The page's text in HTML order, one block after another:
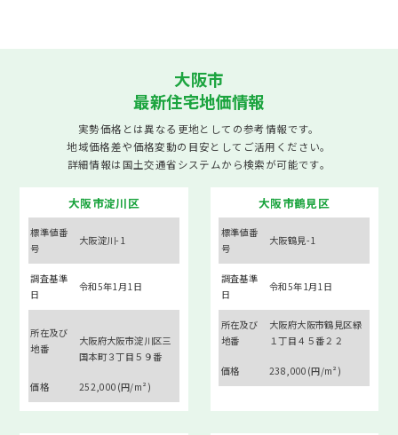
大阪市
最新住宅地価情報
実勢価格とは異なる更地としての参考情報です。
地域価格差や価格変動の目安としてご活用ください。
詳細情報は 国土交通省システムから検索が可能です。
大阪市淀川区
標準値番
号
大阪淀川-1
調査基準
日
令和5年1月1日
所在及び
地番
大阪府大阪市淀川区三
国本町３丁目５９番
価格 252,000(円/m²)
大阪市鶴見区
標準値番
号
大阪鶴見-1
調査基準
日
令和5年1月1日
所在及び
地番
大阪府大阪市鶴見区緑
１丁目４５番２２
価格 238,000(円/m²)